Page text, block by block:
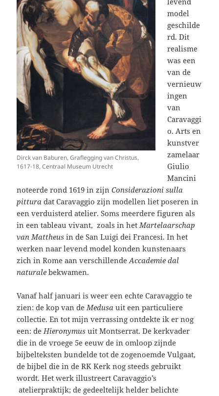
Dirck van Baburen, Graflegging van Christus,
1617-18, Centraal Museum Utrecht
model
geschilde
rd. Dit
realisme
was een
van de
vernieuw
ingen
van
Caravaggi
o. Arts en
kunstver
zamelaar
Giulio
Mancini
noteerde rond 1619 in zijnConsiderazioni sulla
pittura dat Caravaggio zijn modellen liet poseren in
een verduisterd atelier. Soms meerdere figuren als
in een tableau vivant, zoals in hetMartelaarschap
van Mattheus in de San Luigi dei Francesi. In het
werken naar levend model konden kunstenaars
zich in Rome aan verschillendeAccademie dal
naturalebekwamen.
Vanaf half januari is weer een echte Caravaggio te
zien: de kop van deMedusa uit een particuliere
collectie. En tot mijn verrassing ontdekte ik er nog
een: deHieronymus uit Montserrat. De kerkvader
die in de vroege 5e eeuw de in omloop zijnde
bijbelteksten bundelde tot de zogenoemde Vulgaat,
de bijbel die in de RK Kerk nog steeds gebruikt
wordt. Het werk illustreert Caravaggio’s
atelierpraktijk; de gedeeltelijk helder belichte